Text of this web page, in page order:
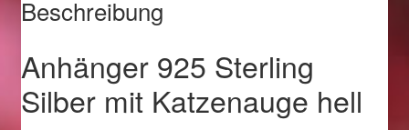
Magisches und Festliches zu Halloween 2022
Beschreibung
Anhänger 925 Sterling
Silber mit Katzenauge hell